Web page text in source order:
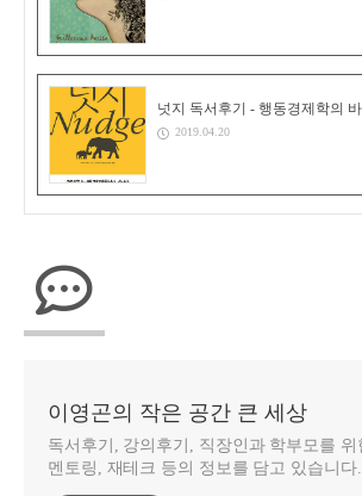
넛지 독서후기 - 행동경제학의
2019.04.20
이영곤의 작은 공간 큰 세상
독서후기, 강의후기, 직장인과 학부모를 위
멘토링, 재테크 등의 정보를 담고 있습니다.